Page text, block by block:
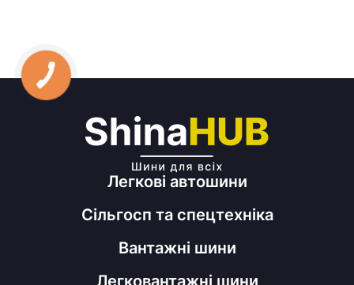
Легкові автошини
Сільгосп та спецтехніка
Вантажні шини
Легковантажні шини